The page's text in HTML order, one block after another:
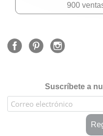
900
Suscríbete a